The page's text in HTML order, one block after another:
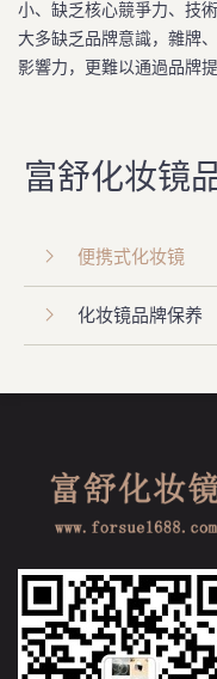
小、缺乏核心競爭力、技
大多缺乏品牌意識，雜牌
影響力，更難以通過品牌
富舒化妆镜
便携式化妆镜
化妆镜品牌保养